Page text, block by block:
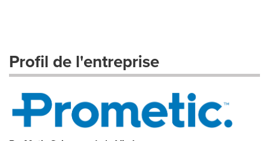
Profil de l'entreprise